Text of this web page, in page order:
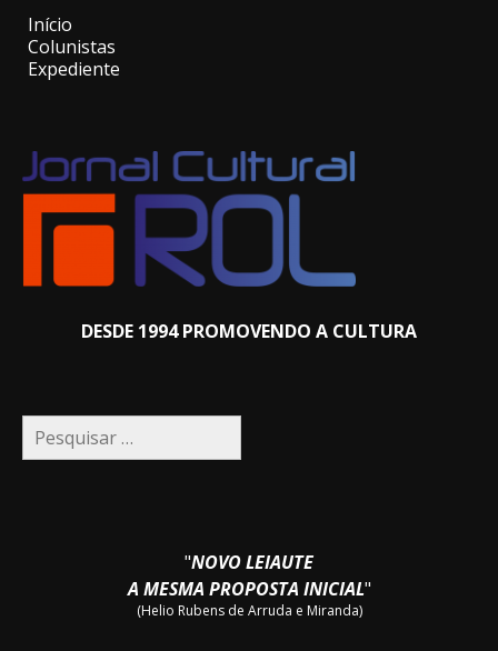
Início
Colunistas
Expediente
DESDE 1994 PROMOVENDO A CULTURA
Pesquisar
por:
"NOVO LEIAUTE
A MESMA PROPOSTA INICIAL"
(Helio Rubens de Arruda e Miranda)